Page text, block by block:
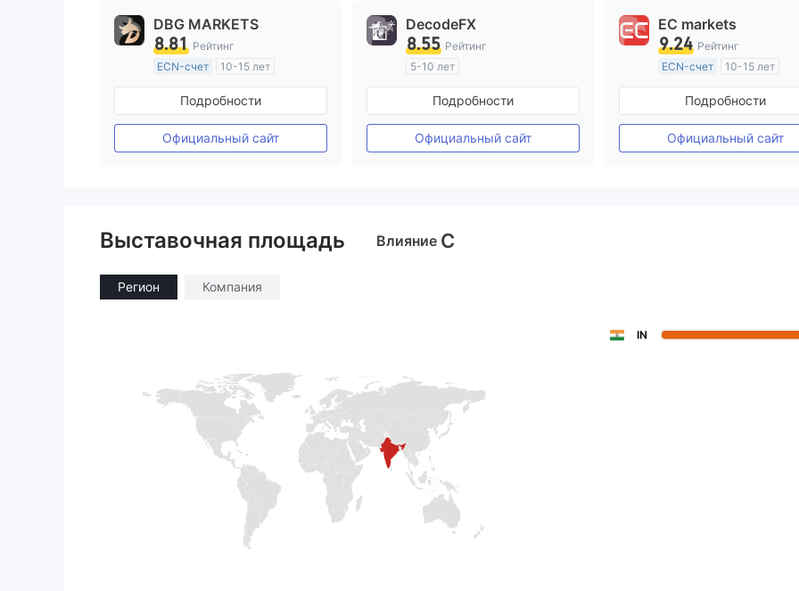
DBG MARKETS
8.81 Рейтинг
ECN-счет
10-15 лет
Регулирование в Австралия
Маркет-Мейкинг (MM)
Основной стандарт MT4
Подробности
Официальный сайт
DecodeFX
8.55 Рейтинг
5-10 лет
Регулирование в Австралия
Маркет-Мейкинг (MM)
Основной стандарт MT4
Подробности
Официальный сайт
EC markets
9.24 Рейтинг
ECN-счет
10-15 лет
Регулирование в
Маркет-Мейкинг (MM)
Основной стандарт MT4
Подробности
Официальный сайт
Выставочная площадь Влияние C
Регион Компания
IN